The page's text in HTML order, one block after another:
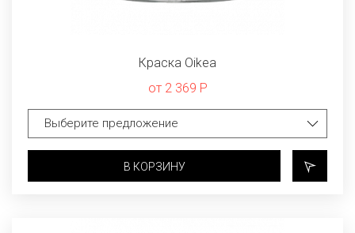
Краска Oikea
от 2 369 Р
В КОРЗИНУ